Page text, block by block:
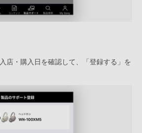
店・購入日を確認して、「登録する」を